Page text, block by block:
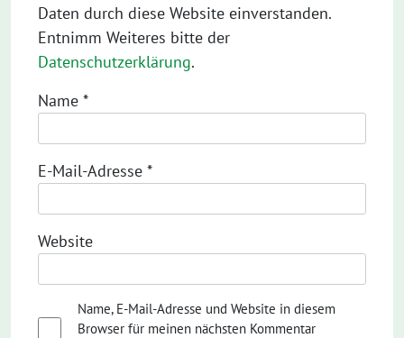
Daten durch diese Website einverstanden.
Entnimm Weiteres bitte der
Datenschutzerklärung.
Name *
E-Mail-Adresse *
Website
Name, E-Mail-Adresse und Website in diesem
Browser für meinen nächsten Kommentar